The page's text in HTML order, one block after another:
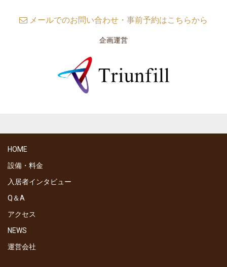
メールでのお問い合わせ・事前予約はこちらから
企画運営
HOME
設備・料金
入居者インタビュー
Q＆A
アクセス
NEWS
運営会社